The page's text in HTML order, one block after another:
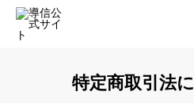
特定商取引法